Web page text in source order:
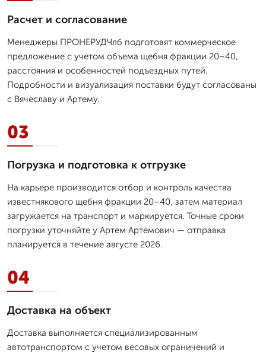
Расчет и согласование
Менеджеры ПРОНЕРУДЧлб подготовят коммерческое
предложение с учетом объема щебня фракции 20–40,
расстояния и особенностей подъездных путей.
Подробности и визуализация поставки будут согласованы
с Вячеславу и Артему.
03
Погрузка и подготовка к отгрузке
На карьере производится отбор и контроль качества
известнякового щебня фракции 20–40, затем материал
загружается на транспорт и маркируется. Точные сроки
погрузки уточняйте у Артем Артемович — отправка
планируется в течение августе 2026.
04
Доставка на объект
Доставка выполняется специализированным
автотранспортом с учетом весовых ограничений и